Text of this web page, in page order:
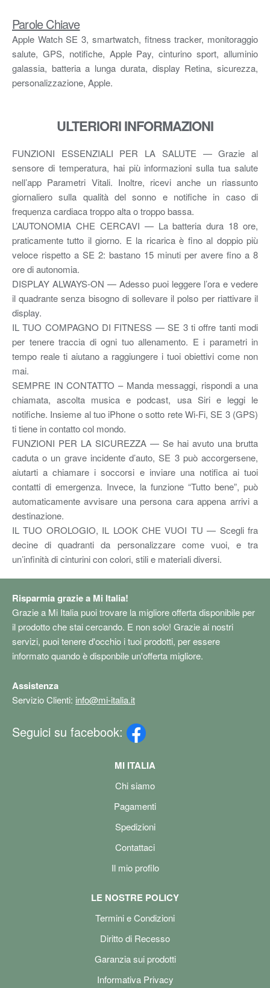
Parole Chiave
Apple Watch SE 3, smartwatch, fitness tracker, monitoraggio
salute, GPS, notifiche, Apple Pay, cinturino sport, alluminio
galassia, batteria a lunga durata, display Retina, sicurezza,
personalizzazione, Apple.
ULTERIORI INFORMAZIONI
FUNZIONI ESSENZIALI PER LA SALUTE — Grazie al
sensore di temperatura, hai più informazioni sulla tua salute
nell’app Parametri Vitali. Inoltre, ricevi anche un riassunto
giornaliero sulla qualità del sonno e notifiche in caso di
frequenza cardiaca troppo alta o troppo bassa.
L’AUTONOMIA CHE CERCAVI — La batteria dura 18 ore,
praticamente tutto il giorno. E la ricarica è fino al doppio più
veloce rispetto a SE 2: bastano 15 minuti per avere fino a 8
ore di autonomia.
DISPLAY ALWAYS-ON — Adesso puoi leggere l’ora e vedere
il quadrante senza bisogno di sollevare il polso per riattivare il
display.
IL TUO COMPAGNO DI FITNESS — SE 3 ti offre tanti modi
per tenere traccia di ogni tuo allenamento. E i parametri in
tempo reale ti aiutano a raggiungere i tuoi obiettivi come non
mai.
SEMPRE IN CONTATTO – Manda messaggi, rispondi a una
chiamata, ascolta musica e podcast, usa Siri e leggi le
notifiche. Insieme al tuo iPhone o sotto rete Wi-Fi, SE 3 (GPS)
ti tiene in contatto col mondo.
FUNZIONI PER LA SICUREZZA — Se hai avuto una brutta
caduta o un grave incidente d’auto, SE 3 può accorgersene,
aiutarti a chiamare i soccorsi e inviare una notifica ai tuoi
contatti di emergenza. Invece, la funzione “Tutto bene”, può
automaticamente avvisare una persona cara appena arrivi a
destinazione.
IL TUO OROLOGIO, IL LOOK CHE VUOI TU — Scegli fra
decine di quadranti da personalizzare come vuoi, e tra
un’infinità di cinturini con colori, stili e materiali diversi.
Risparmia grazie a Mi Italia!
Grazie a Mi Italia puoi trovare la migliore offerta disponibile per
il prodotto che stai cercando. E non solo! Grazie ai nostri
servizi, puoi tenere d'occhio i tuoi prodotti, per essere
informato quando è disponbile un'offerta migliore.
Assistenza
Servizio Clienti: info@mi-italia.it
Seguici su facebook:
MI ITALIA
Chi siamo
Pagamenti
Spedizioni
Contattaci
Il mio profilo
LE NOSTRE POLICY
Termini e Condizioni
Diritto di Recesso
Garanzia sui prodotti
Informativa Privacy